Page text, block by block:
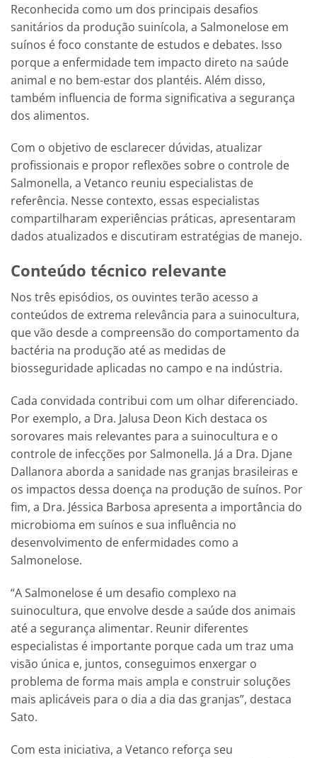
Reconhecida como um dos principais desafios
sanitários da produção suinícola, a Salmonelose em
suínos é foco constante de estudos e debates. Isso
porque a enfermidade tem impacto direto na saúde
animal e no bem-estar dos plantéis. Além disso,
também influencia de forma significativa a segurança
dos alimentos.
Com o objetivo de esclarecer dúvidas, atualizar
profissionais e propor reflexões sobre o controle de
Salmonella, a Vetanco reuniu especialistas de
referência. Nesse contexto, essas especialistas
compartilharam experiências práticas, apresentaram
dados atualizados e discutiram estratégias de manejo.
Conteúdo técnico relevante
Nos três episódios, os ouvintes terão acesso a
conteúdos de extrema relevância para a suinocultura,
que vão desde a compreensão do comportamento da
bactéria na produção até as medidas de
biosseguridade aplicadas no campo e na indústria.
Cada convidada contribui com um olhar diferenciado.
Por exemplo, a Dra. Jalusa Deon Kich destaca os
sorovares mais relevantes para a suinocultura e o
controle de infecções por Salmonella. Já a Dra. Djane
Dallanora aborda a sanidade nas granjas brasileiras e
os impactos dessa doença na produção de suínos. Por
fim, a Dra. Jéssica Barbosa apresenta a importância do
microbioma em suínos e sua influência no
desenvolvimento de enfermidades como a
Salmonelose.
“A Salmonelose é um desafio complexo na
suinocultura, que envolve desde a saúde dos animais
até a segurança alimentar. Reunir diferentes
especialistas é importante porque cada um traz uma
visão única e, juntos, conseguimos enxergar o
problema de forma mais ampla e construir soluções
mais aplicáveis para o dia a dia das granjas”, destaca
Sato.
Com esta iniciativa, a Vetanco reforça seu